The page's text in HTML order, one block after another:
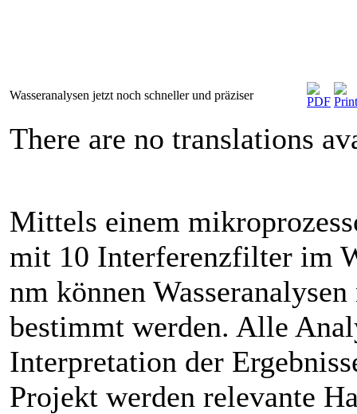
Wasseranalysen jetzt noch schneller und präziser
There are no translations
Mittels einem
mit 10 Interferenzfilter im
nm können
bestimmt werden. Alle
Interpretation der
Projekt werden relevante